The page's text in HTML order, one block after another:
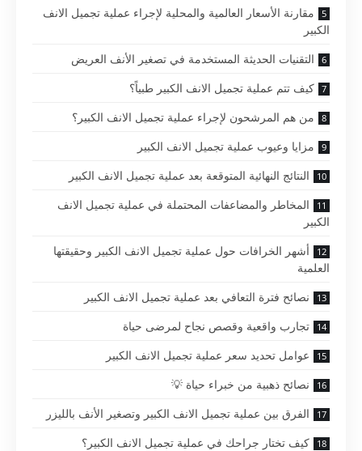
مقارنة الأسعار العالمية والمحلية لإجراء عملية تجميل الانف
الكبير
التقنيات الحديثة المستخدمة في تصغير الأنف العريض
كيف تتم عملية تجميل الانف الكبير طبياً؟
من هم المرشحون لإجراء عملية تجميل الانف الكبير؟
مزايا وعيوب عملية تجميل الانف الكبير
النتائج النهائية المتوقعة بعد عملية تجميل الانف الكبير
المخاطر والمضاعفات المحتملة في عملية تجميل الانف
الكبير
أشهر الخرافات حول عملية تجميل الانف الكبير وحقيقتها
العلمية
نصائح فترة التعافي بعد عملية تجميل الانف الكبير
تجارب واقعية وقصص نجاح لمرضى حياة
عوامل تحديد سعر عملية تجميل الانف الكبير
نصائح ذهبية من خبراء حياة 💡
الفرق بين عملية تجميل الانف الكبير وتصغير الأنف بالليزر
كيف تختار جراحك في عملية تجميل الانف الكبير؟